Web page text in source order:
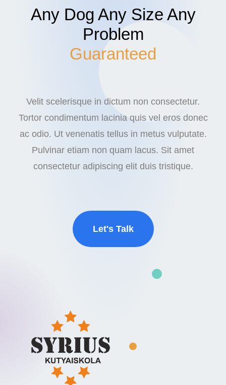
Any Dog Any Size Any
Problem
Guaranteed
Velit scelerisque in dictum non consectetur.
Tortor condimentum lacinia quis vel eros donec
ac odio. Ut venenatis tellus in metus vulputate.
Pulvinar etiam non quam lacus. Sit amet
consectetur adipiscing elit duis tristique.
Let's Talk